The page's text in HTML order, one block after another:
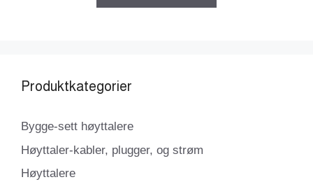
Produktkategorier
Bygge-sett høyttalere
Høyttaler-kabler, plugger, og strøm
Høyttalere